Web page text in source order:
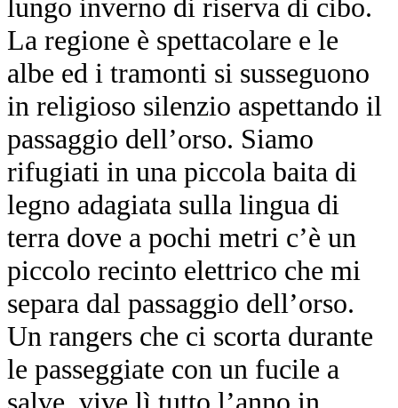
lungo inverno di riserva di cibo.
La regione è spettacolare e le
albe ed i tramonti si susseguono
in religioso silenzio aspettando il
passaggio dell’orso. Siamo
rifugiati in una piccola baita di
legno adagiata sulla lingua di
terra dove a pochi metri c’è un
piccolo recinto elettrico che mi
separa dal passaggio dell’orso.
Un rangers che ci scorta durante
le passeggiate con un fucile a